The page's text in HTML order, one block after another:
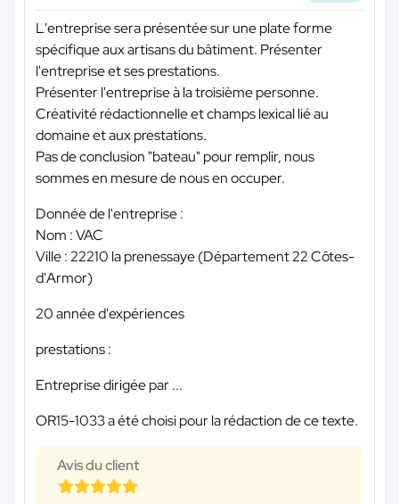
L'entreprise sera présentée sur une plate forme
spécifique aux artisans du bâtiment. Présenter
l'entreprise et ses prestations.
Présenter l'entreprise à la troisième personne.
Créativité rédactionnelle et champs lexical lié au
domaine et aux prestations.
Pas de conclusion "bateau" pour remplir, nous
sommes en mesure de nous en occuper.
Donnée de l'entreprise :
Nom : VAC
Ville : 22210 la prenessaye (Département 22 Côtes-
d'Armor)
20 année d'expériences
prestations :
Entreprise dirigée par ...
OR15-1033 a été choisi pour la rédaction de ce texte.
Avis du client